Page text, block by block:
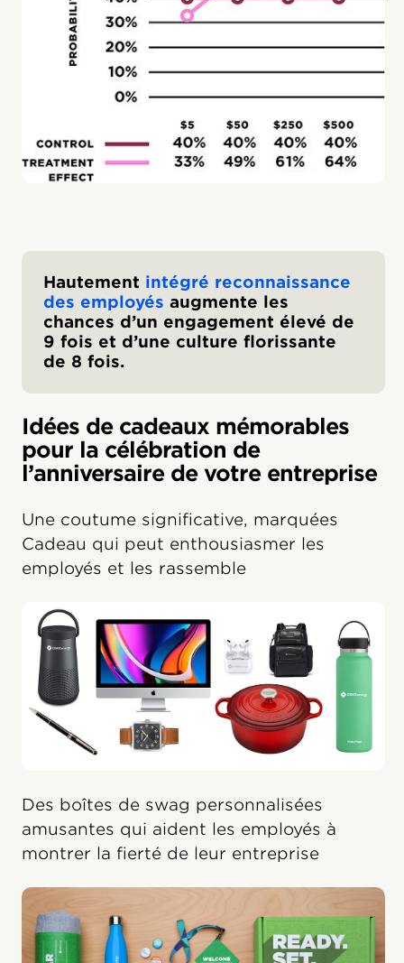
Hautement intégré reconnaissance
des employés augmente les
chances d’un engagement élevé de
9 fois et d’une culture florissante
de 8 fois.
Idées de cadeaux mémorables
pour la célébration de
l’anniversaire de votre entreprise
Une coutume significative, marquées
Cadeau qui peut enthousiasmer les
employés et les rassemble
Des boîtes de swag personnalisées
amusantes qui aident les employés à
montrer la fierté de leur entreprise